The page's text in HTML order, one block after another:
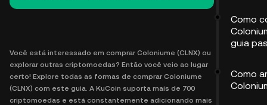
Você está interessado em comprar Coloniume (CLNX) ou
explorar outras criptomoedas? Então você veio ao lugar
certo! Explore todas as formas de comprar Coloniume
(CLNX) com este guia. A KuCoin suporta mais de 700
criptomoedas e está constantemente adicionando mais
Como
guia
Como